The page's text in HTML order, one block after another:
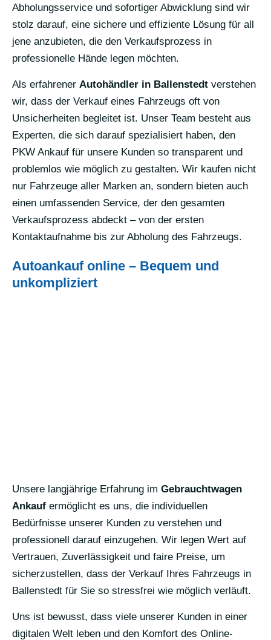
Abholungsservice und sofortiger Abwicklung sind wir
stolz darauf, eine sichere und effiziente Lösung für all
jene anzubieten, die den Verkaufsprozess in
professionelle Hände legen möchten.
Als erfahrener Autohändler in Ballenstedt verstehen
wir, dass der Verkauf eines Fahrzeugs oft von
Unsicherheiten begleitet ist. Unser Team besteht aus
Experten, die sich darauf spezialisiert haben, den
PKW Ankauf für unsere Kunden so transparent und
problemlos wie möglich zu gestalten. Wir kaufen nicht
nur Fahrzeuge aller Marken an, sondern bieten auch
einen umfassenden Service, der den gesamten
Verkaufsprozess abdeckt – von der ersten
Kontaktaufnahme bis zur Abholung des Fahrzeugs.
Autoankauf online – Bequem und
unkompliziert
Unsere langjährige Erfahrung im Gebrauchtwagen
Ankauf ermöglicht es uns, die individuellen
Bedürfnisse unserer Kunden zu verstehen und
professionell darauf einzugehen. Wir legen Wert auf
Vertrauen, Zuverlässigkeit und faire Preise, um
sicherzustellen, dass der Verkauf Ihres Fahrzeugs in
Ballenstedt für Sie so stressfrei wie möglich verläuft.
Uns ist bewusst, dass viele unserer Kunden in einer
digitalen Welt leben und den Komfort des Online-